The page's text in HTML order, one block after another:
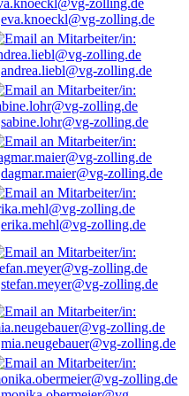
eva.knoeckl@vg-zolling.de
andrea.liebl@vg-zolling.de
sabine.lohr@vg-zolling.de
dagmar.maier@vg-zolling.de
erika.mehl@vg-zolling.de
stefan.meyer@vg-zolling.de
mia.neugebauer@vg-zolling.de